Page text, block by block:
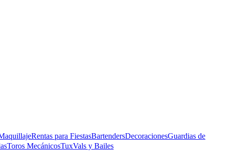
Rentas para FiestasBartendersDecoracionesGuardias de
Toros MecánicosTuxVals y Bailes